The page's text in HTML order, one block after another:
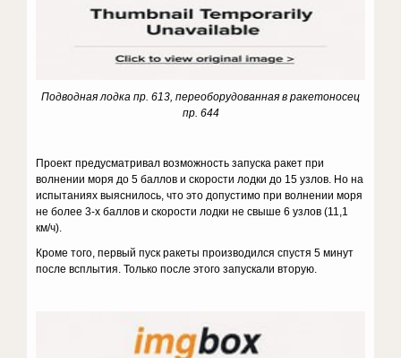
Подводная лодка пр. 613, переоборудованная в ракетоносец
пр. 644
Проект предусматривал возможность запуска ракет при
волнении моря до 5 баллов и скорости лодки до 15 узлов. Но на
испытаниях выяснилось, что это допустимо при волнении моря
не более 3-х баллов и скорости лодки не свыше 6 узлов (11,1
км/ч).
Кроме того, первый пуск ракеты производился спустя 5 минут
после всплытия. Только после этого запускали вторую.